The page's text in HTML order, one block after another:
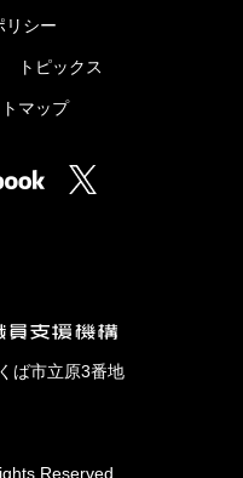
ば市立原3番地
リシー
トピックス
マップ
Reserved.